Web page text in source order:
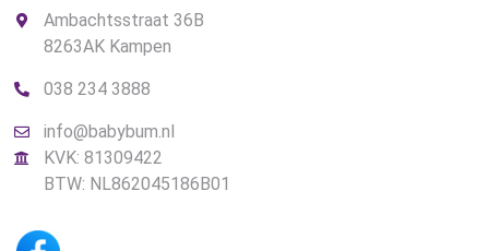
Ambachtsstraat 36B
8263AK Kampen
038 234 3888
info@babybum.nl
KVK: 81309422
BTW: NL862045186B01